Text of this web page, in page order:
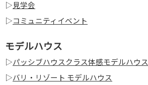
▷ 見学会
▷コミュニティイベント
モデルハウス
▷パッシブハウスクラス体感モデルハウス
▷バリ・リゾート モデルハウス